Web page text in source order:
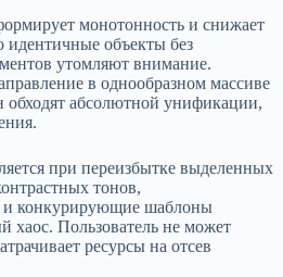
монотонность и снижает
объекты без
утомляют внимание.
в однообразном массиве
обходят абсолютной унификации,
при переизбытке выделенных
тонов,
и конкурирующие шаблоны
хаос. Пользователь не может
ресурсы на отсев